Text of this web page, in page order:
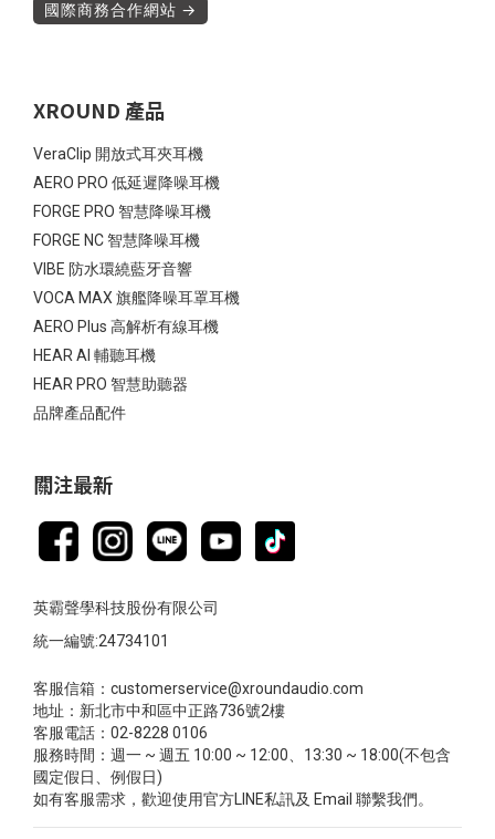
國際商務合作網站 →
XROUND 產品
VeraClip 開放式耳夾耳機
AERO PRO 低延遲降噪耳機
FORGE PRO 智慧降噪耳機
FORGE NC 智慧降噪耳機
VIBE 防水環繞藍牙音響
VOCA MAX 旗艦降噪耳罩耳機
AERO Plus 高解析有線耳機
HEAR AI 輔聽耳機
HEAR PRO 智慧助聽器
品牌產品配件
關注最新
英霸聲學科技股份有限公司
統一編號:24734101
客服信箱：customerservice@xroundaudio.com
地址：新北市中和區中正路736號2樓
客服電話：02-8228 0106
服務時間：週一 ~ 週五 10:00 ~ 12:00、13:30 ~ 18:00(不包含
國定假日、例假日)
如有客服需求，歡迎使用官方LINE私訊及 Email 聯繫我們。